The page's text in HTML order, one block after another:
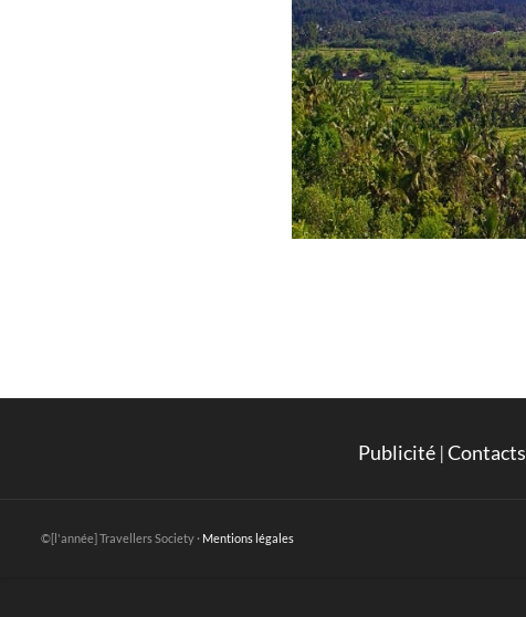
Publicité |Contacts
©[l'année] Travellers Society · Mentions légales